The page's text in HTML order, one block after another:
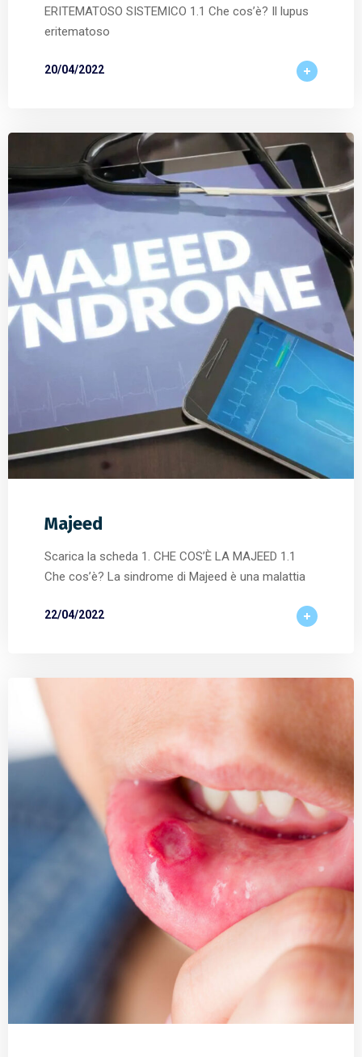
ERITEMATOSO SISTEMICO 1.1 Che cos’è? Il lupus
eritematoso
20/04/2022
Majeed
Scarica la scheda 1. CHE COS’È LA MAJEED 1.1
Che cos’è? La sindrome di Majeed è una malattia
22/04/2022